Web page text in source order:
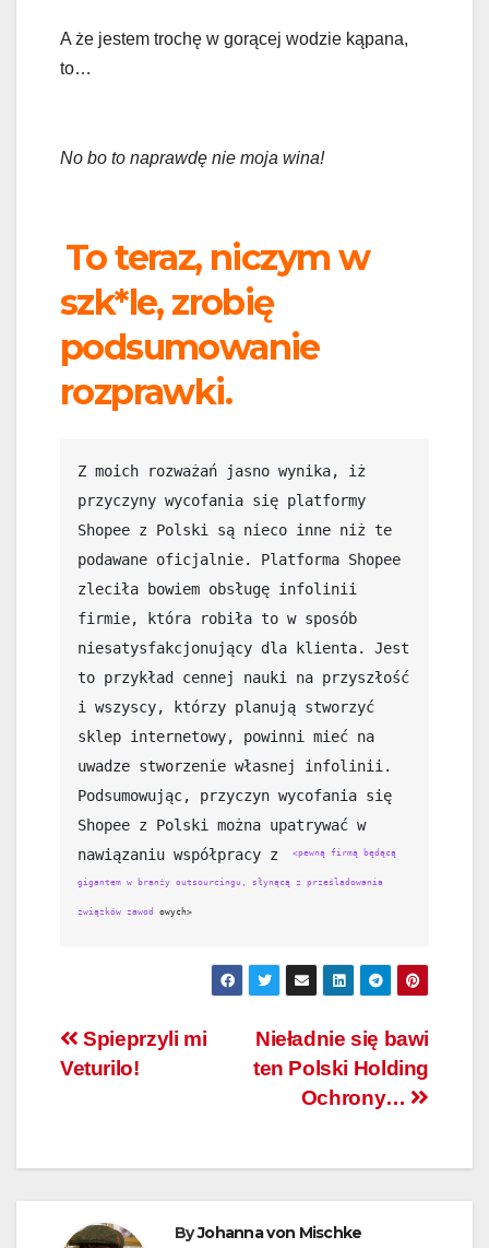
A że jestem trochę w gorącej wodzie kąpana,
to…
No bo to naprawdę nie moja wina!
To teraz, niczym w
szk*le, zrobię
podsumowanie
rozprawki.
Z moich rozważań jasno wynika, iż
przyczyny wycofania się platformy
Shopee z Polski są nieco inne niż te
podawane oficjalnie. Platforma Shopee
zleciła bowiem obsługę infolinii
firmie, która robiła to w sposób
niesatysfakcjonujący dla klienta. Jest
to przykład cennej nauki na przyszłość
i wszyscy, którzy planują stworzyć
sklep internetowy, powinni mieć na
uwadze stworzenie własnej infolinii.
Podsumowując, przyczyn wycofania się
Shopee z Polski można upatrywać w
nawiązaniu współpracy z
<pewną firmą będącą
gigantem w branży outsourcingu, słynącą z prześladowania
związków zawod owych>
Nawigacja
Nieładnie się bawi
ten Polski Holding
Ochrony…
Spieprzyli mi
Veturilo!
ByJohanna von Mischke